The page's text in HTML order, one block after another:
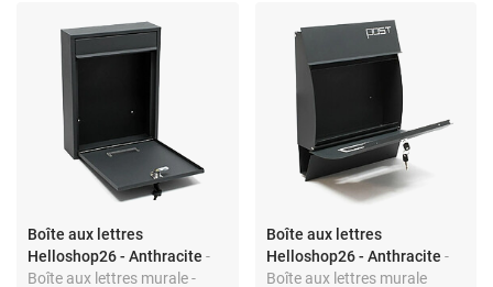
Boîte aux lettres
Helloshop26 - Anthracite -
Boîte aux lettres murale -
Boîte aux lettres
Helloshop26 - Anthracite -
Boîte aux lettres murale